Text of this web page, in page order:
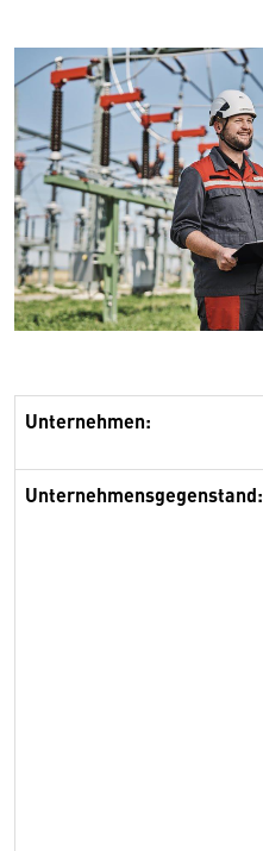
Unternehmen:
Unternehmensgegenstand: